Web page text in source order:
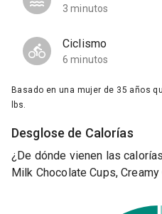
3 minutos
Ciclismo
6 minutos
Basado en una mujer de 35 años
lbs.
Desglose de Calorías
¿De dónde vienen las
Milk Chocolate Cups, Creamy